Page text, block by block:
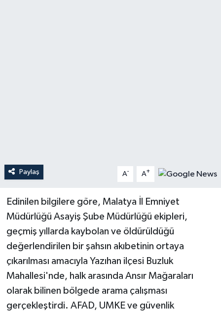
Paylaş A- A+
Edinilen bilgilere göre, Malatya İl Emniyet
Müdürlüğü Asayiş Şube Müdürlüğü ekipleri,
geçmiş yıllarda kaybolan ve öldürüldüğü
değerlendirilen bir şahsın akıbetinin ortaya
çıkarılması amacıyla Yazıhan ilçesi Buzluk
Mahallesi'nde, halk arasında Ansır Mağaraları
olarak bilinen bölgede arama çalışması
gerçekleştirdi. AFAD, UMKE ve güvenlik
Yaşam